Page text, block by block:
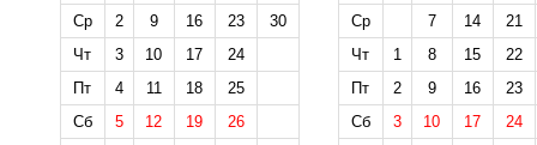
Ср
2 9 16 23
30
Чт
3 10 17
24
Пт
4 11 18
25
Сб
5 12 19
26
Ср
7 14
21
Чт
1 8 15
22
Пт
2 9 16
23
Сб
3 10 17
24